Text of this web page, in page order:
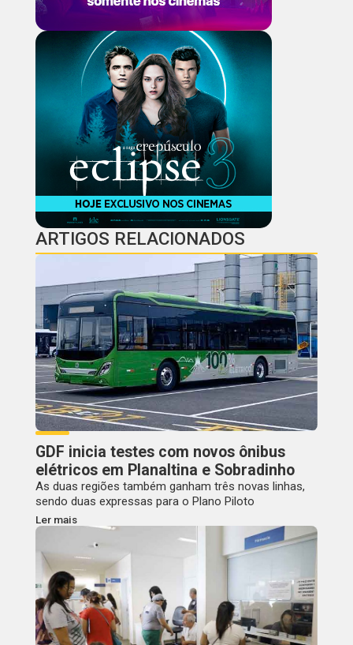
ARTIGOS RELACIONADOS
GDF inicia testes com novos ônibus
elétricos em Planaltina e Sobradinho
As duas regiões também ganham três novas linhas,
sendo duas expressas para o Plano Piloto
Ler mais